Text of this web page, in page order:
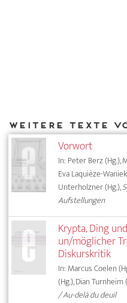
Vorwort
In: Peter Berz (Hg.),
Eva Laquièze-
Unterholzner (Hg.),
Aufstellungen
Krypta, Ding
un/möglicher
Diskurskritik
In: Marcus Coelen
(Hg.), Dian Turnheim
/ Au-delà du deuil